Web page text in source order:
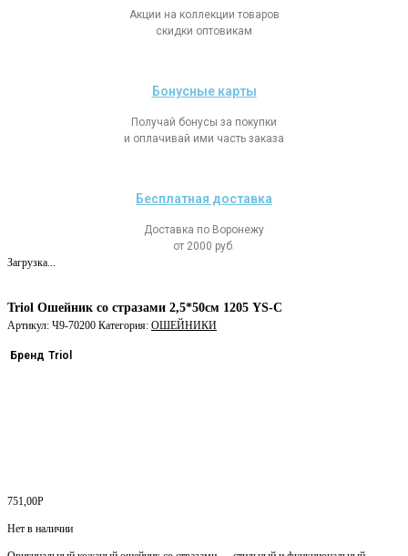
Акции на коллекции товаров
скидки оптовикам
Бонусные карты
Получай бонусы за покупки
и оплачивай ими часть заказа
Бесплатная доставка
Доставка по Воронежу
от 2000 руб.
Загрузка...
Triol Ошейник со стразами 2,5*50см 1205 YS-С
Артикул: Ч9-70200 Категория: ОШЕЙНИКИ
Бренд Triol
751,00Р
Нет в наличии